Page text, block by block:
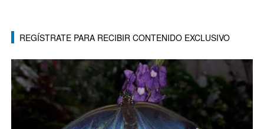
REGÍSTRATE PARA RECIBIR CONTENIDO EXCLUSIVO